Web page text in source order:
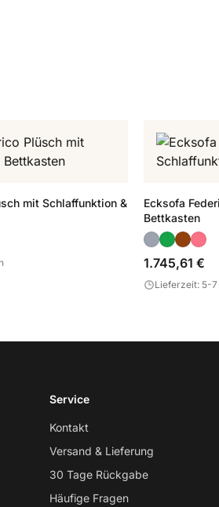
mit Schlaffunktion &
Ecksofa
Bettkasten
1.745,61 €
Lieferzeit: 5-7
Service
Kontakt
Versand & Lieferung
30 Tage Rückgabe
Häufige Fragen